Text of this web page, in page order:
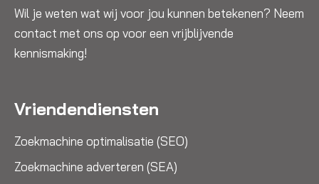
Wil je weten wat wij voor jou kunnen betekenen? Neem
contact met ons op voor een vrijblijvende
kennismaking!
Vriendendiensten
Zoekmachine optimalisatie (SEO)
Zoekmachine adverteren (SEA)